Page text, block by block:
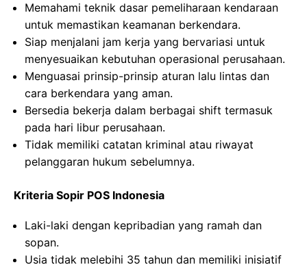
Memahami teknik dasar pemeliharaan kendaraan
untuk memastikan keamanan berkendara.
Siap menjalani jam kerja yang bervariasi untuk
menyesuaikan kebutuhan operasional perusahaan.
Menguasai prinsip-prinsip aturan lalu lintas dan
cara berkendara yang aman.
Bersedia bekerja dalam berbagai shift termasuk
pada hari libur perusahaan.
Tidak memiliki catatan kriminal atau riwayat
pelanggaran hukum sebelumnya.
Kriteria Sopir POS Indonesia
Laki-laki dengan kepribadian yang ramah dan
sopan.
Usia tidak melebihi 35 tahun dan memiliki inisiatif